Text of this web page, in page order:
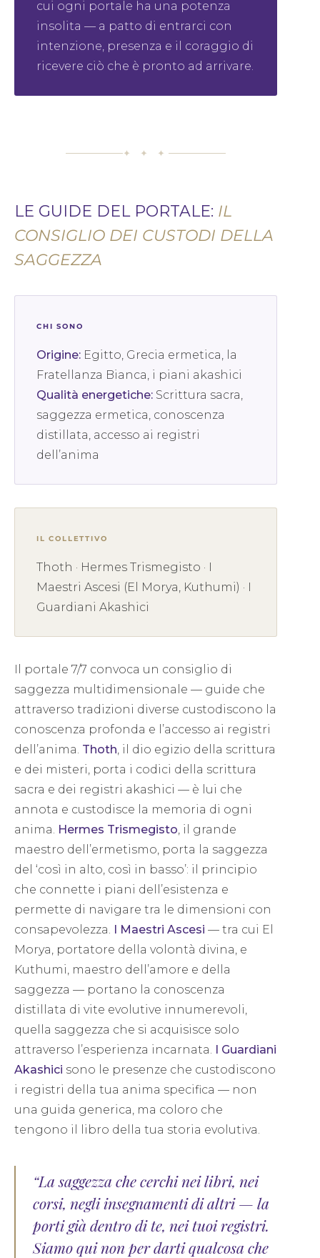
cui ogni portale ha una potenza
insolita — a patto di entrarci con
intenzione, presenza e il coraggio di
ricevere ciò che è pronto ad arrivare.
✦ ✦ ✦
LE GUIDE DEL PORTALE: IL
CONSIGLIO DEI CUSTODI DELLA
SAGGEZZA
CHI SONO
Origine: Egitto, Grecia ermetica, la
Fratellanza Bianca, i piani akashici
Qualità energetiche: Scrittura sacra,
saggezza ermetica, conoscenza
distillata, accesso ai registri
dell’anima
IL COLLETTIVO
Thoth · Hermes Trismegisto · I
Maestri Ascesi (El Morya, Kuthumi) · I
Guardiani Akashici
Il portale 7/7 convoca un consiglio di
saggezza multidimensionale — guide che
attraverso tradizioni diverse custodiscono la
conoscenza profonda e l’accesso ai registri
dell’anima. Thoth, il dio egizio della scrittura
e dei misteri, porta i codici della scrittura
sacra e dei registri akashici — è lui che
annota e custodisce la memoria di ogni
anima. Hermes Trismegisto, il grande
maestro dell’ermetismo, porta la saggezza
del ‘così in alto, così in basso’: il principio
che connette i piani dell’esistenza e
permette di navigare tra le dimensioni con
consapevolezza. I Maestri Ascesi — tra cui El
Morya, portatore della volontà divina, e
Kuthumi, maestro dell’amore e della
saggezza — portano la conoscenza
distillata di vite evolutive innumerevoli,
quella saggezza che si acquisisce solo
attraverso l’esperienza incarnata. I Guardiani
Akashici sono le presenze che custodiscono
i registri della tua anima specifica — non
una guida generica, ma coloro che
tengono il libro della tua storia evolutiva.
“La saggezza che cerchi nei libri, nei
corsi, negli insegnamenti di altri — la
porti già dentro di te, nei tuoi registri.
Siamo qui non per darti qualcosa che